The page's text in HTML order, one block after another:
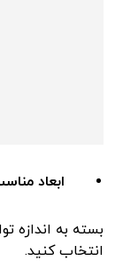
ابعاد
بسته به اندازه
انتخاب کنید.